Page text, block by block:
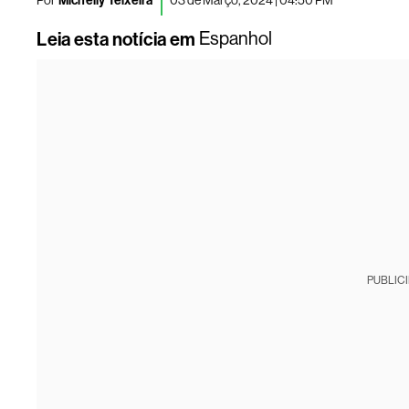
Leia esta notícia em Espanhol